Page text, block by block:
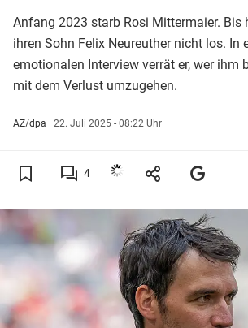
Anfang 2023 starb Rosi Mittermaier. Bis
ihren Sohn Felix Neureuther nicht los. In
emotionalen Interview verrät er, wer ihm
mit dem Verlust umzugehen.
AZ/dpa | 22. Juli 2025 - 08:22 Uhr
4